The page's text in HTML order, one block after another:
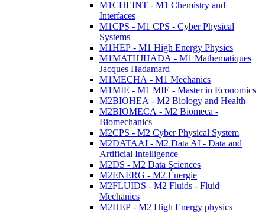
M1CHEINT - M1 Chemistry and
Interfaces
M1CPS - M1 CPS - Cyber Physical
Systems
M1HEP - M1 High Energy Physics
M1MATHJHADA - M1 Mathematiques
Jacques Hadamard
M1MECHA - M1 Mechanics
M1MIE - M1 MIE - Master in Economics
M2BIOHEA - M2 Biology and Health
M2BIOMECA - M2 Biomeca -
Biomechanics
M2CPS - M2 Cyber Physical System
M2DATAAI - M2 Data AI - Data and
Artificial Intelligence
M2DS - M2 Data Sciences
M2ENERG - M2 Énergie
M2FLUIDS - M2 Fluids - Fluid
Mechanics
M2HEP - M2 High Energy physics